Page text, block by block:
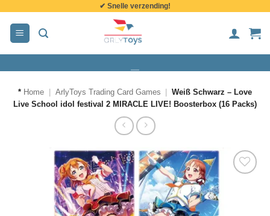
inhoud
✔ Snelle verzending!
* Home ArlyToys Trading Card Games
Weiß Schwarz – Love
Live School idol festival 2 MIRACLE LIVE! Boosterbox (16 Packs)